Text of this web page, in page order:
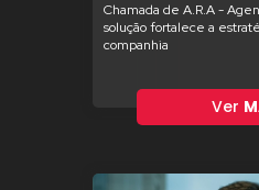
Chamada de A.R.A -
solução fortalece a
companhia
Ver